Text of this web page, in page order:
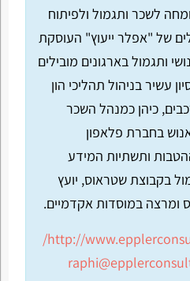
לשכר ותגמול ולפיתוח
של "אפלר ייעוץ" העוסקת
ותגמול בארגונים מובילים
עשיר בניהול תהליכי הון
כיהן כמנהל השכר
בחברת פלאפון
ותשתיות המידע
בקבוצת שטראוס, יועץ
ומרצה במוסדות אקדמיים.
http://